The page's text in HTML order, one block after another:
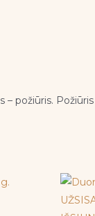
požiūris.